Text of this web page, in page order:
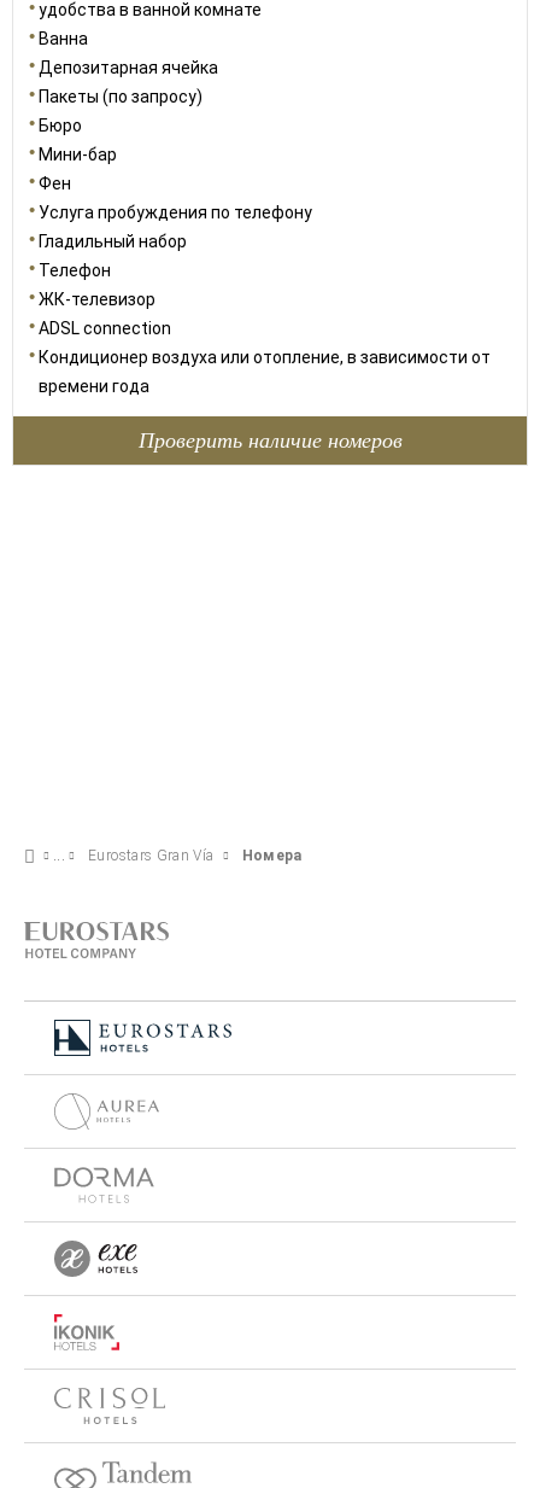
удобства в ванной комнате
Ванна
Депозитарная ячейка
Пакеты (по запросу)
Бюро
Мини-бар
Фен
Услуга пробуждения по телефону
Гладильный набор
Телефон
ЖК-телевизор
ADSL connection
Кондиционер воздуха или отопление, в зависимости от
времени года
Проверить наличие номеров
Eurostars Gran Vía Номера